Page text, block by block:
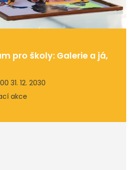
pro školy: Galerie a já,
31. 12. 2030
akce